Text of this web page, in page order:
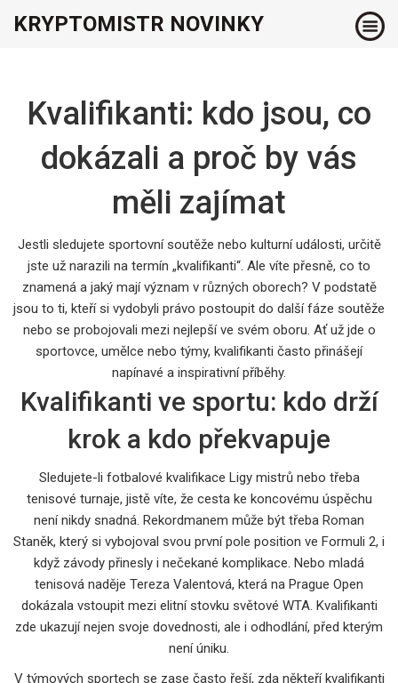
KRYPTOMISTR NOVINKY
Kvalifikanti: kdo jsou, co
dokázali a proč by vás
měli zajímat
Jestli sledujete sportovní soutěže nebo kulturní události, určitě
jste už narazili na termín „kvalifikanti“. Ale víte přesně, co to
znamená a jaký mají význam v různých oborech? V podstatě
jsou to ti, kteří si vydobyli právo postoupit do další fáze soutěže
nebo se probojovali mezi nejlepší ve svém oboru. Ať už jde o
sportovce, umělce nebo týmy, kvalifikanti často přinášejí
napínavé a inspirativní příběhy.
Kvalifikanti ve sportu: kdo drží
krok a kdo překvapuje
Sledujete-li fotbalové kvalifikace Ligy mistrů nebo třeba
tenisové turnaje, jistě víte, že cesta ke koncovému úspěchu
není nikdy snadná. Rekordmanem může být třeba Roman
Staněk, který si vybojoval svou první pole position ve Formuli 2, i
když závody přinesly i nečekané komplikace. Nebo mladá
tenisová naděje Tereza Valentová, která na Prague Open
dokázala vstoupit mezi elitní stovku světové WTA. Kvalifikanti
zde ukazují nejen svoje dovednosti, ale i odhodlání, před kterým
není úniku.
V týmových sportech se zase často řeší, zda někteří kvalifikanti